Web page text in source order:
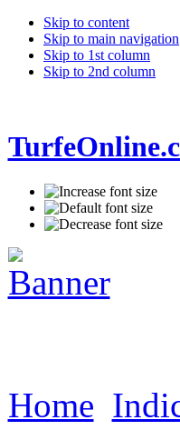
Skip to content
Skip to main navigation
Skip to 1st column
Skip to 2nd column
Home